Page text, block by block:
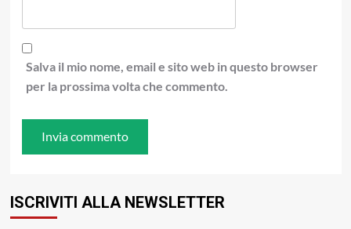
Salva il mio nome, email e sito web in questo browser
per la prossima volta che commento.
ISCRIVITI ALLA NEWSLETTER